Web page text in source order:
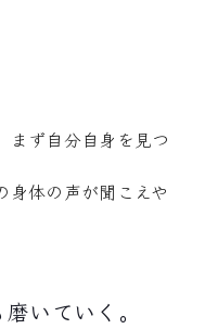
まず自分自身を見つ
身体の声が聞こえや
いていく。